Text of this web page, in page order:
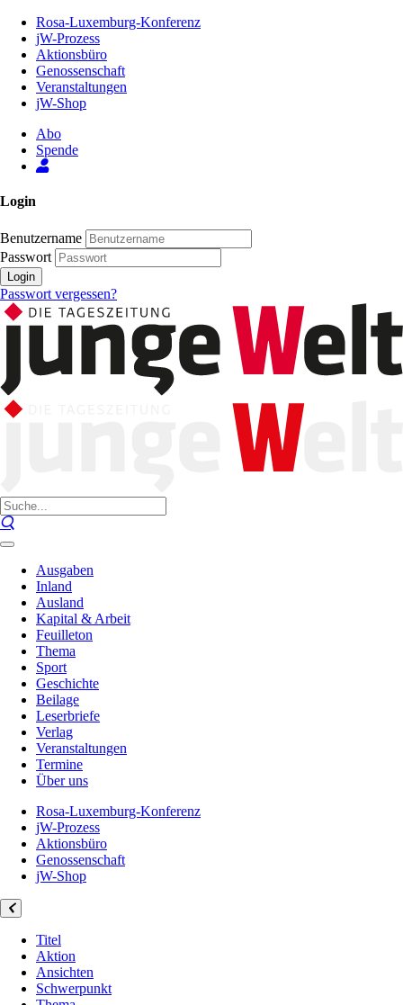
Inhalt
Seite
Rosa-Luxemburg-Konferenz
jW-Prozess
Aktionsbüro
Genossenschaft
Veranstaltungen
jW-Shop
Abo
Spende
Login
Benutzername
Passwort
Login
Passwort vergessen?
Ausgaben
Inland
Ausland
Kapital & Arbeit
Feuilleton
Thema
Sport
Geschichte
Beilage
Leserbriefe
Verlag
Veranstaltungen
Termine
Über uns
Rosa-Luxemburg-Konferenz
jW-Prozess
Aktionsbüro
Genossenschaft
jW-Shop
Titel
Aktion
Ansichten
Schwerpunkt